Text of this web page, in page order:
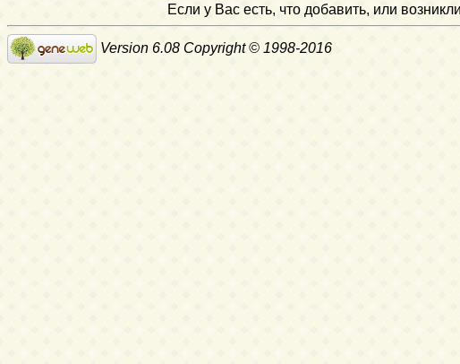
Если у Вас есть, что добавить, или
Version 6.08 Copyright © 1998-2016